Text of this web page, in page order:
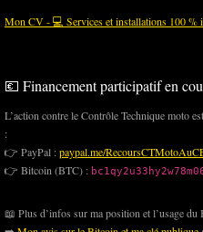
Mon CV - 💻 Services et installations 100 %
💶 Financement participatif en
L’action contre le Contrôle Technique moto
:
👉 PayPal :paypal.me/
👉 Bitcoin (BTC) :
📖 Plus d’infos sur ma position et l’usage du